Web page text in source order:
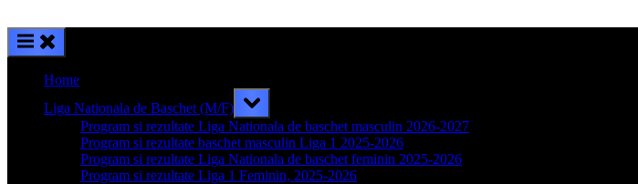
Home
Liga Nationala de Baschet (M/F)
Toggle
sub-
menu
Program si rezultate Liga Nationala de baschet masculin 2026-2027
Program si rezultate baschet masculin Liga 1 2025-2026
Program si rezultate Liga Nationala de baschet feminin 2025-2026
Program si rezultate Liga 1 Feminin, 2025-2026